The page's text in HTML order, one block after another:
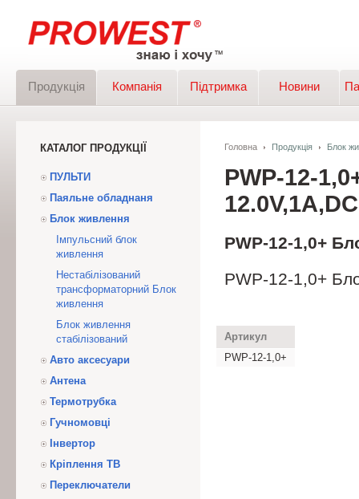
Продукція Компанія Підтримка Новини
КАТАЛОГ ПРОДУКЦІЇ
ПУЛЬТИ
Паяльне обладнаня
Блок живлення
Імпульсний блок
живлення
Нестабілізований
трансформаторний Блок
живлення
Блок живлення
стабілізований
Авто аксесуари
Антена
Термотрубка
Гучномовці
Інвертор
Кріплення ТВ
Переключатели
Головна Продукція Блок
PWP-12-
PWP-12-1,0+
PWP-12-1,0+
Артикул
PWP-12-1,0+